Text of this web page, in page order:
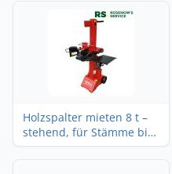
Holzspalter mieten 8 t –
stehend, für Stämme bis
55 cm